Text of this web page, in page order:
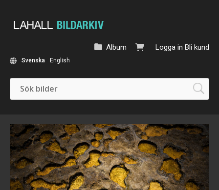
Logga in Bli kund
Album
Svenska English